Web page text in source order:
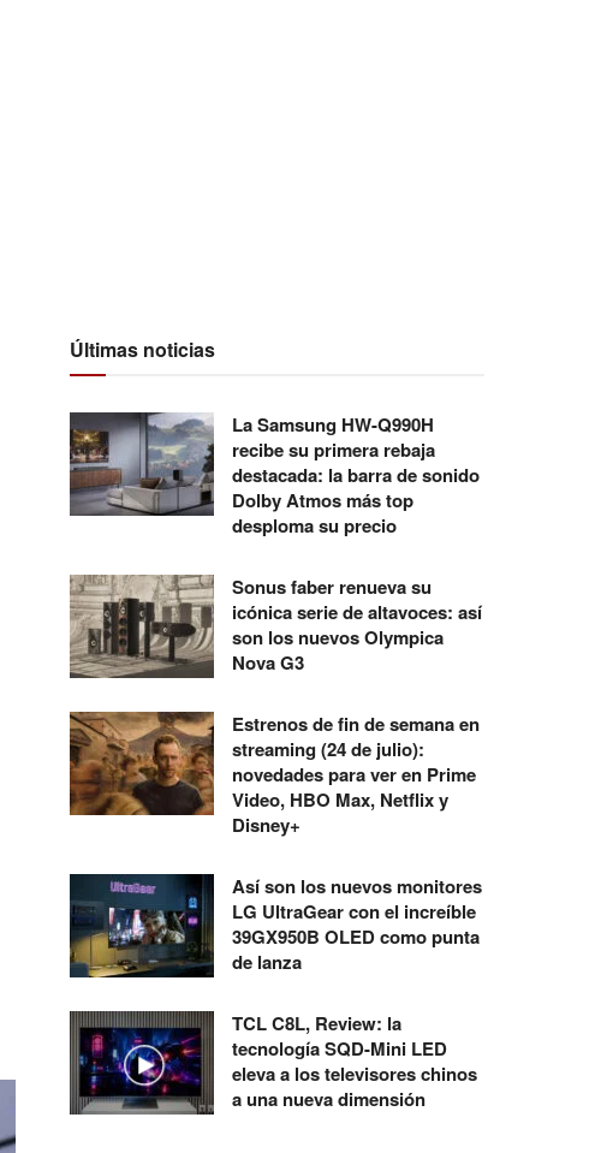
Últimas noticias
La Samsung HW-Q990H
recibe su primera rebaja
destacada: la barra de sonido
Dolby Atmos más top
desploma su precio
Sonus faber renueva su
icónica serie de altavoces: así
son los nuevos Olympica
Nova G3
Estrenos de fin de semana en
streaming (24 de julio):
novedades para ver en Prime
Video, HBO Max, Netflix y
Disney+
Así son los nuevos monitores
LG UltraGear con el increíble
39GX950B OLED como punta
de lanza
TCL C8L, Review: la
tecnología SQD-Mini LED
eleva a los televisores chinos
a una nueva dimensión